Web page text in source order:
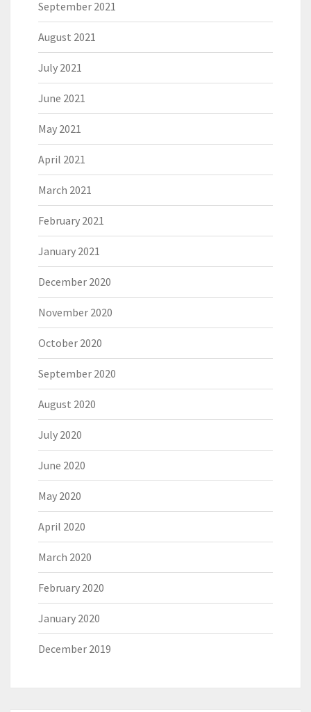
September 2021
August 2021
July 2021
June 2021
May 2021
April 2021
March 2021
February 2021
January 2021
December 2020
November 2020
October 2020
September 2020
August 2020
July 2020
June 2020
May 2020
April 2020
March 2020
February 2020
January 2020
December 2019